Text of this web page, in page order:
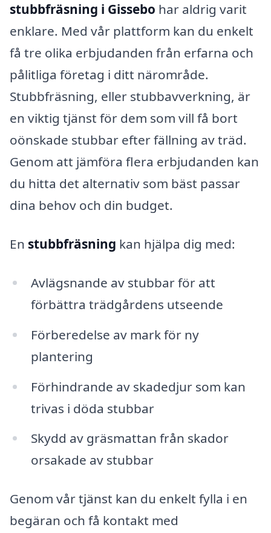
stubbfräsning i Gissebo har aldrig varit
enklare. Med vår plattform kan du enkelt
få tre olika erbjudanden från erfarna och
pålitliga företag i ditt närområde.
Stubbfräsning, eller stubbavverkning, är
en viktig tjänst för dem som vill få bort
oönskade stubbar efter fällning av träd.
Genom att jämföra flera erbjudanden kan
du hitta det alternativ som bäst passar
dina behov och din budget.
En stubbfräsning kan hjälpa dig med:
Avlägsnande av stubbar för att
förbättra trädgårdens utseende
Förberedelse av mark för ny
plantering
Förhindrande av skadedjur som kan
trivas i döda stubbar
Skydd av gräsmattan från skador
orsakade av stubbar
Genom vår tjänst kan du enkelt fylla i en
begäran och få kontakt med